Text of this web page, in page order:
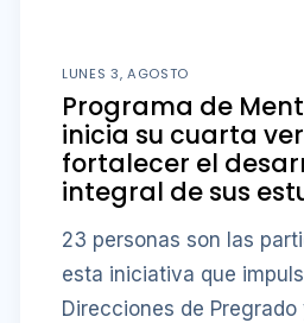
LUNES 3, AGOSTO
Programa de
inicia su cuarta
fortalecer el
integral de sus
23 personas son las
esta iniciativa que
Direcciones de Pregrado